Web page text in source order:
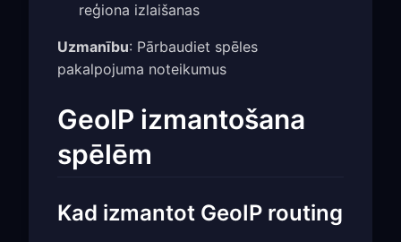
reģiona izlaišanas
Uzmanību: Pārbaudiet spēles
pakalpojuma noteikumus
GeoIP izmantošana
spēlēm
Kad izmantot GeoIP routing